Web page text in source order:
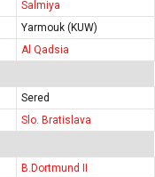
Salmiya
Yarmouk (KUW)
Al Qadsia
Sered
Slo. Bratislava
B.Dortmund II